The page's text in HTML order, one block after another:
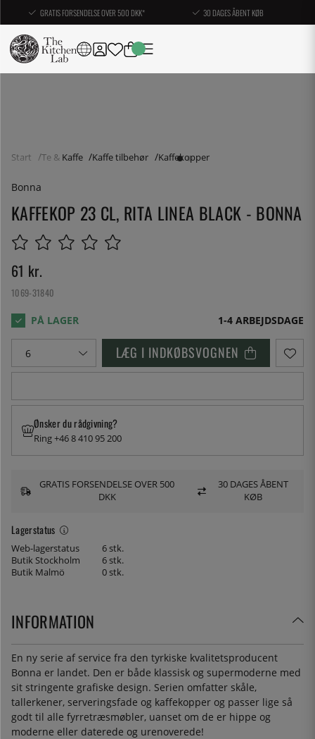
GRATIS FORSENDELSE OVER 500 DKK* 30 DAGES ÅBENT KØB
Start Te & Kaffe Kaffe tilbehør Kaffekopper
Bonna
KAFFEKOP 23 CL, RITA LINEA BLACK - BONNA
61 kr.
1069-31840
1-4 ARBEJDSDAGE
LÆG I INDKØBSVOGNEN
Lagerstatus
Web-lagerstatus
6 stk.
Butik Stockholm
6 stk.
Butik Malmö
0 stk.
Ønsker du rådgivning?
Ring +46 8 410 95 200
GRATIS FORSENDELSE OVER 500
DKK
30 DAGES ÅBENT
KØB
INFORMATION
En ny serie af service fra den tyrkiske kvalitetsproducent
Bonna er landet. Den er både klassisk og supermoderne med
sit stringente grafiske design. Serien omfatter skåle,
tallerkener, serveringsfade og kaffekopper og passer lige så
godt til alle fyrretræsmøbler, uanset om de er hippe og
moderne eller daterede og urenoverede!